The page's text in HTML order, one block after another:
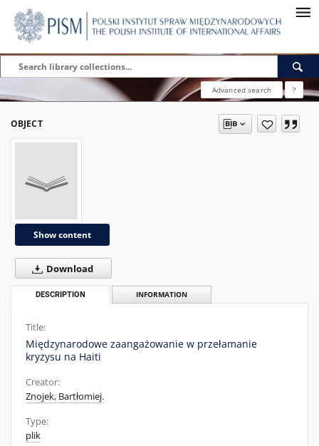
Advanced search ?
OBJECT
Show content
Download
DESCRIPTION INFORMATION
Title:
Międzynarodowe zaangażowanie w przełamanie
kryzysu na Haiti
Creator:
Znojek, Bartłomiej.
Type:
plik